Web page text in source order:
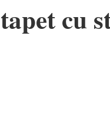
tapet cu